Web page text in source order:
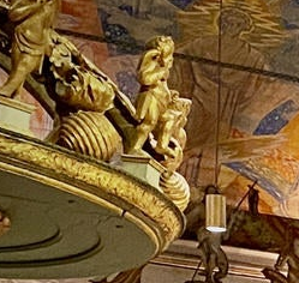
Pubvandring på
under Lykkens portal